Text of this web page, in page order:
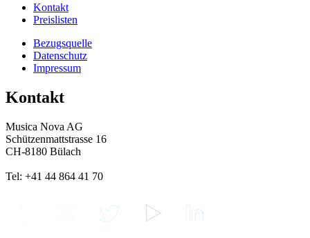
Kontakt
Preislisten
Bezugsquelle
Datenschutz
Impressum
Kontakt
Musica Nova AG
Schützenmattstrasse 16
CH-8180 Bülach
Tel: +41 44 864 41 70